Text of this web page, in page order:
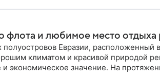
флота и любимое место отдыха
Евразии, расположенный
климатом и красивой природой
экономическое значение. На
другому, а его географическое